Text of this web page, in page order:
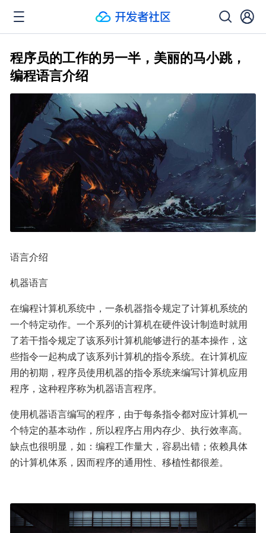
程序员的工作的另一半，美丽的马小跳，
编程语言介绍
语言介绍
机器语言
在编程计算机系统中，一条机器指令规定了计算机系统的
一个特定动作。一个系列的计算机在硬件设计制造时就用
了若干指令规定了该系列计算机能够进行的基本操作，这
些指令一起构成了该系列计算机的指令系统。在计算机应
用的初期，程序员使用机器的指令系统来编写计算机应用
程序，这种程序称为机器语言程序。
使用机器语言编写的程序，由于每条指令都对应计算机一
个特定的基本动作，所以程序占用内存少、执行效率高。
缺点也很明显，如：编程工作量大，容易出错；依赖具体
的计算机体系，因而程序的通用性、移植性都很差。